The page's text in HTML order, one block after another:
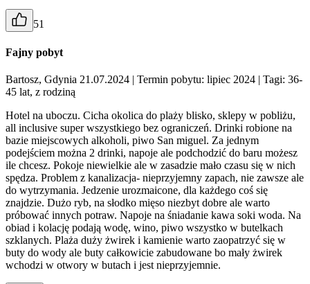
51
Fajny pobyt
Bartosz, Gdynia 21.07.2024 | Termin pobytu: lipiec 2024 | Tagi: 36-
45 lat, z rodziną
Hotel na uboczu. Cicha okolica do plaży blisko, sklepy w pobliżu,
all inclusive super wszystkiego bez ograniczeń. Drinki robione na
bazie miejscowych alkoholi, piwo San miguel. Za jednym
podejściem można 2 drinki, napoje ale podchodzić do baru możesz
ile chcesz. Pokoje niewielkie ale w zasadzie mało czasu się w nich
spędza. Problem z kanalizacja- nieprzyjemny zapach, nie zawsze ale
do wytrzymania. Jedzenie urozmaicone, dla każdego coś się
znajdzie. Dużo ryb, na słodko mięso niezbyt dobre ale warto
próbować innych potraw. Napoje na śniadanie kawa soki woda. Na
obiad i kolację podają wodę, wino, piwo wszystko w butelkach
szklanych. Plaża duży żwirek i kamienie warto zaopatrzyć się w
buty do wody ale buty całkowicie zabudowane bo mały żwirek
wchodzi w otwory w butach i jest nieprzyjemnie.